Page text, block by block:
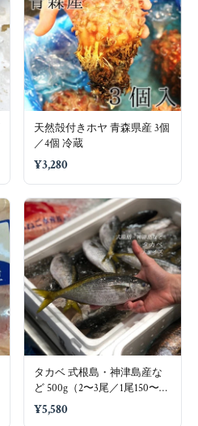
天然殻付きホヤ 青森県産 3個
／4個 冷蔵
¥3,280
タカベ 式根島・神津島産な
ど 500g（2〜3尾／1尾150〜
250g）冷蔵
¥5,580